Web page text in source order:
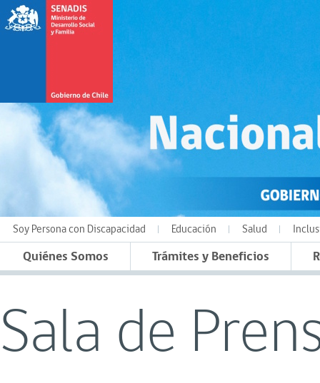
Soy Persona con Discapacidad Educación Salud
Quiénes Somos Trámites y Beneficios
Sala de